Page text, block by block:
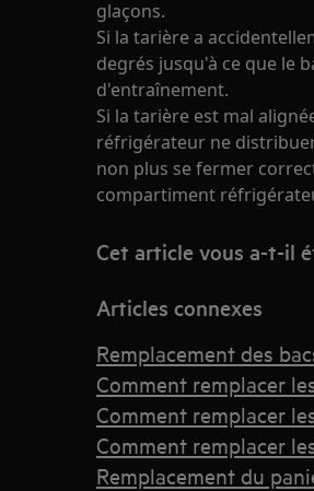
glaçons.
Si la tarière a
degrés jusqu'à ce que le
d'entraînement.
Si la tarière est mal
réfrigérateur ne
non plus se fermer
compartiment
Cet article vous a-t-il
Articles connexes
Remplacement des
Comment remplacer
Comment remplacer
Comment remplacer
Remplacement du